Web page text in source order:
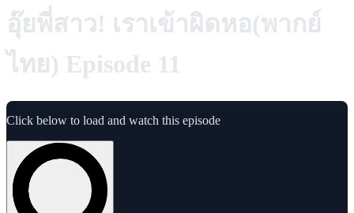
อุ๊ยพี่สาว! เราเข้าผิดหอ(พากย์
ไทย) Episode 11
Click below to load and watch this episode